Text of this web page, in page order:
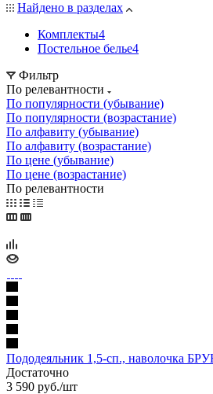
Найдено в разделах
Комплекты4
Постельное белье4
Фильтр
По релевантности
По популярности (убывание)
По популярности (возрастание)
По алфавиту (убывание)
По алфавиту (возрастание)
По цене (убывание)
По цене (возрастание)
По релевантности
Пододеяльник 1,5-сп., наволочка
Достаточно
3 590 руб./шт